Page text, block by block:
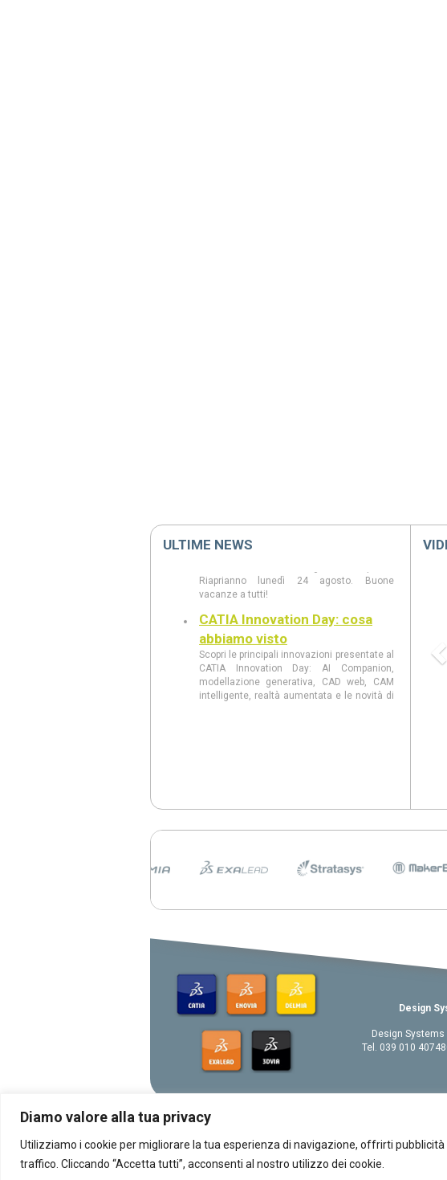
Diamo valore alla tua privacy
Utilizziamo i cookie per migliorare la tua esperienza di navigazione, offrirti
traffico. Cliccando “Accetta tutti”, acconsenti al nostro utilizzo dei cookie.
ULTIME NEWS
Chiusura estiva 2026
Si avvisa che i nostri uffici resteranno
Riaprianno lunedì 24 agosto. Buone
vacanze a tutti!
abbiamo visto
Scopri le principali innovazioni presentate al
CATIA Innovation Day: AI Companion,
modellazione generativa, CAD web, CAM
intelligente, realtà aumentata e le novità di
3DEXPERIENCE 2026 FD03.
tutte le differenze che devi
conoscere
CATIA R2025
NVIDIA: una partnership
strategica
La collaborazione tra Dassault Systèmes,
Apple e NVIDIA rivoluziona la progettazione
con AI e tecnologie immersive.
Design
Design Systems
Tel. 039 010